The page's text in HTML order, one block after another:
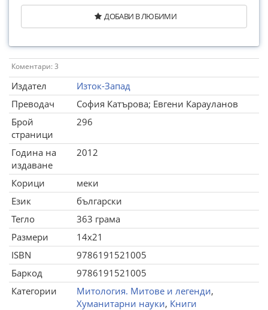
ДОБАВИ В ЛЮБИМИ
Коментари: 3
Издател
Изток-Запад
Преводач
София Катърова; Евгени Карауланов
Брой
страници
296
Година на
издаване
2012
Корици
меки
Език
български
Тегло
363 грама
Размери
14x21
ISBN
9786191521005
Баркод
9786191521005
Категории
Митология. Митове и легенди,
Хуманитарни науки, Книги